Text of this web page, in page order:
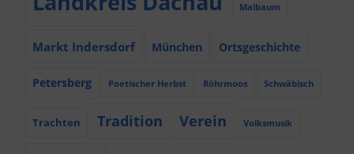
Maibaum
Markt Indersdorf München Ortsgeschichte
Petersberg Poetischer Herbst Röhrmoos Schwäbisch
Trachten Tradition Verein Volksmusik